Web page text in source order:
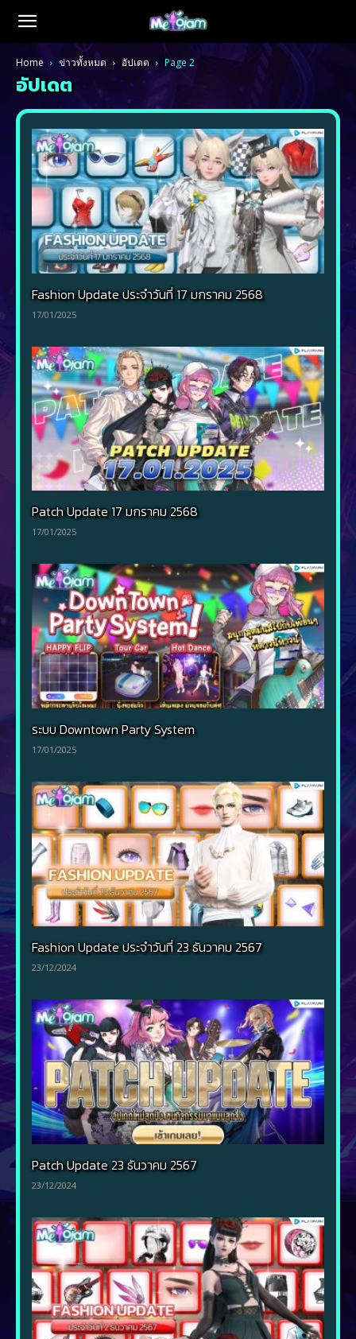
Home ข่าวทั้งหมด อัปเดต Page 2
อัปเดต
Fashion Update ประจำวันที่ 17 มกราคม 2568
17/01/2025
Patch Update 17 มกราคม 2568
17/01/2025
ระบบ Downtown Party System
17/01/2025
Fashion Update ประจำวันที่ 23 ธันวาคม 2567
23/12/2024
Patch Update 23 ธันวาคม 2567
23/12/2024